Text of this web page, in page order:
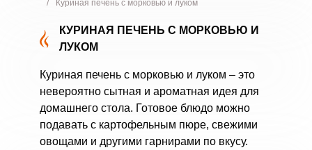
/
Куриная печень с морковью и луком
КУРИНАЯ ПЕЧЕНЬ С МОРКОВЬЮ И
ЛУКОМ
Куриная печень с морковью и луком – это
невероятно сытная и ароматная идея для
домашнего стола. Готовое блюдо можно
подавать с картофельным пюре, свежими
овощами и другими гарнирами по вкусу.